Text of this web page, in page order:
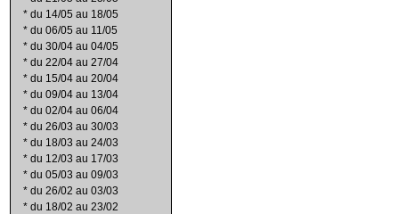
* du 14/05 au 18/05
* du 06/05 au 11/05
* du 30/04 au 04/05
* du 22/04 au 27/04
* du 15/04 au 20/04
* du 09/04 au 13/04
* du 02/04 au 06/04
* du 26/03 au 30/03
* du 18/03 au 24/03
* du 12/03 au 17/03
* du 05/03 au 09/03
* du 26/02 au 03/03
* du 18/02 au 23/02